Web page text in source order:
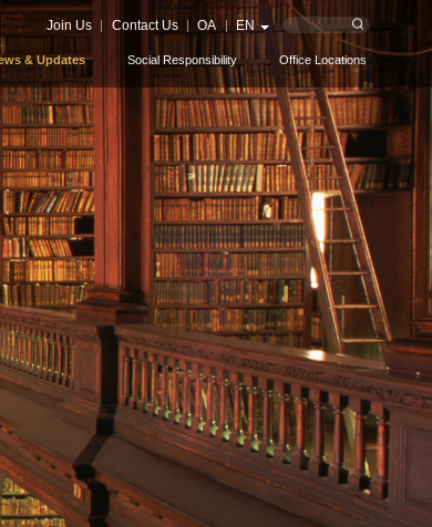
Join Us Contact Us OA EN
& Updates Social Responsibility Office Locations